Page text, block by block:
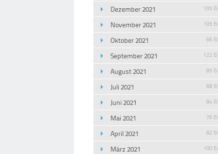
Dezember 2021
105
November 2021 105
Oktober 2021 66
September 2021 122
August 2021 85
Juli 2021 68
Juni 2021 84
Mai 2021 76
April 2021 82
März 2021 100